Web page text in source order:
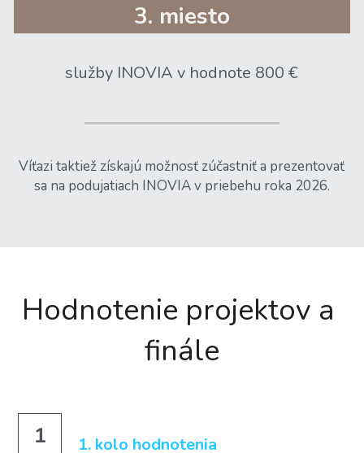
3. miesto
služby INOVIA v hodnote 800 €
Víťazi taktiež získajú možnosť zúčastniť a prezentovať
sa na podujatiach INOVIA v priebehu roka 2026.
Hodnotenie projektov a
finále
1 1. kolo hodnotenia